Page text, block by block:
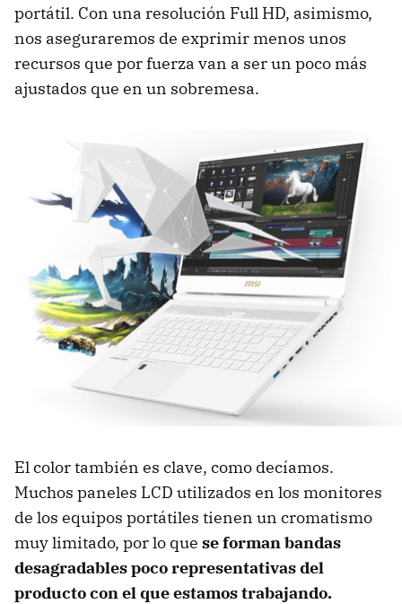
portátil. Con una resolución Full HD, asimismo,
nos aseguraremos de exprimir menos unos
recursos que por fuerza van a ser un poco más
ajustados que en un sobremesa.
El color también es clave, como decíamos.
Muchos paneles LCD utilizados en los monitores
de los equipos portátiles tienen un cromatismo
muy limitado, por lo que se forman bandas
desagradables poco representativas del
producto con el que estamos trabajando.